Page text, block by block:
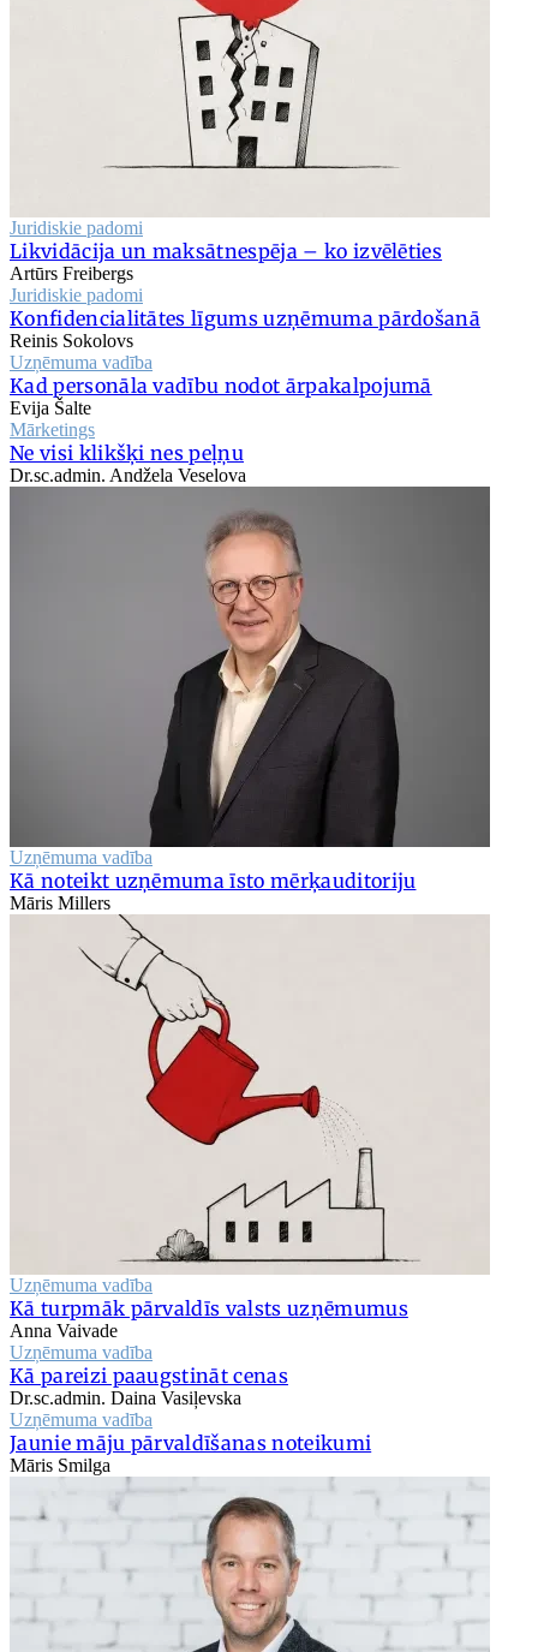
Juridiskie padomi
Likvidācija un maksātnespēja – ko izvēlēties
Artūrs Freibergs
Juridiskie padomi
Konfidencialitātes līgums uzņēmuma pārdošanā
Reinis Sokolovs
Uzņēmuma vadība
Kad personāla vadību nodot ārpakalpojumā
Evija Šalte
Mārketings
Ne visi klikšķi nes peļņu
Dr.sc.admin. Andžela Veselova
Uzņēmuma vadība
Kā noteikt uzņēmuma īsto mērķauditoriju
Māris Millers
Uzņēmuma vadība
Kā turpmāk pārvaldīs valsts uzņēmumus
Anna Vaivade
Uzņēmuma vadība
Kā pareizi paaugstināt cenas
Dr.sc.admin. Daina Vasiļevska
Uzņēmuma vadība
Jaunie māju pārvaldīšanas noteikumi
Māris Smilga